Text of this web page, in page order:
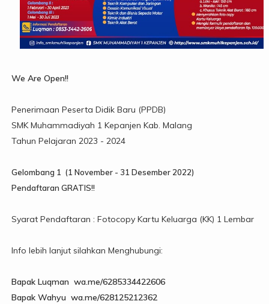
We Are Open!!
Penerimaan Peserta Didik Baru (PPDB)
SMK Muhammadiyah 1 Kepanjen Kab. Malang
Tahun Pelajaran 2023 - 2024
Gelombang 1 (1 November - 31 Desember 2022)
Pendaftaran GRATIS!!
Syarat Pendaftaran : Fotocopy Kartu Keluarga (KK) 1 Lembar
Info lebih lanjut silahkan Menghubungi:
Bapak Luqman wa.me/6285334422606
Bapak Wahyu wa.me/628125212362